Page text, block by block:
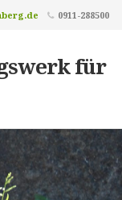
0911-288500
für